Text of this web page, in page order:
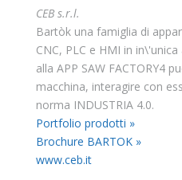
CEB s.r.l.
Bartòk una famiglia di
CNC, PLC e HMI in
alla APP SAW FACTORY4
macchina, interagire con
norma INDUSTRIA 4.0.
Portfolio prodotti »
Brochure BARTOK »
www.ceb.it